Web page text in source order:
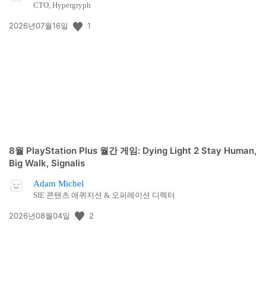
CTO, Hypergryph
공
2026년07월16일 1
8월 PlayStation Plus 월간 게임: Dying Light 2 Stay Human,
Big Walk, Signalis
Adam Michel
SIE 콘텐츠 애퀴지션 & 오퍼레이션 디렉터
공
2026년08월04일 2